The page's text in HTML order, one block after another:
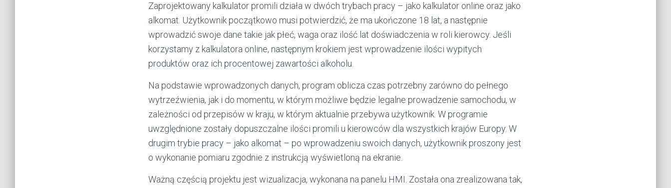
Zaprojektowany kalkulator promili działa w dwóch trybach pracy – jako kalkulator online oraz jako
alkomat. Użytkownik początkowo musi potwierdzić, że ma ukończone 18 lat, a następnie
wprowadzić swoje dane takie jak płeć, waga oraz ilość lat doświadczenia w roli kierowcy. Jeśli
korzystamy z kalkulatora online, następnym krokiem jest wprowadzenie ilości wypitych
produktów oraz ich procentowej zawartości alkoholu.
Na podstawie wprowadzonych danych, program oblicza czas potrzebny zarówno do pełnego
wytrzeźwienia, jak i do momentu, w którym możliwe będzie legalne prowadzenie samochodu, w
zależności od przepisów w kraju, w którym aktualnie przebywa użytkownik. W programie
uwzględnione zostały dopuszczalne ilości promili u kierowców dla wszystkich krajów Europy. W
drugim trybie pracy – jako alkomat – po wprowadzeniu swoich danych, użytkownik proszony jest
o wykonanie pomiaru zgodnie z instrukcją wyświetloną na ekranie.
Ważną częścią projektu jest wizualizacja, wykonana na panelu HMI. Została ona zrealizowana tak,